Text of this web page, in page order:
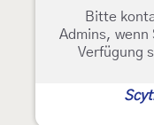
Bitte
Admins, wenn
Verfügung